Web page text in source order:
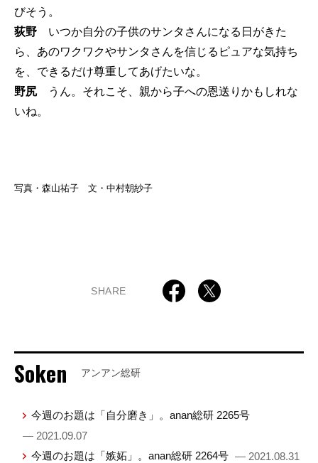
びそう。
荻野 いつか自分の子供のサンタさんになる日がきた
ら、あのワクワクやサンタさんを信じるピュアな気持ち
を、できるだけ尊重してあげたいな。
野尻 うん。それこそ、親から子への恩送りかもしれな
いね。
写真・森山祐子 文・中村朝紗子
SHARE
Soken アンアン総研
今週のお題は「自分磨き」。anan総研 2265号
— 2021.09.07
今週のお題は「嫉妬」。anan総研 2264号 — 2021.08.31